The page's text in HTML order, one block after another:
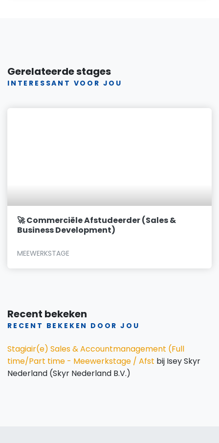
Gerelateerde stages
INTERESSANT VOOR JOU
🚀 Commerciële Afstudeerder (Sales &
Business Development)
MEEWERKSTAGE
Recent bekeken
RECENT BEKEKEN DOOR JOU
Stagiair(e) Sales & Accountmanagement (Full
time/Part time - Meewerkstage / Afst bij Isey Skyr
Nederland (Skyr Nederland B.V.)